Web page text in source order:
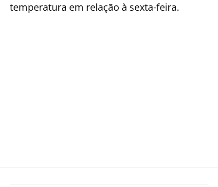
temperatura em relação à sexta-feira.